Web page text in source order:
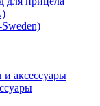
аксессуары